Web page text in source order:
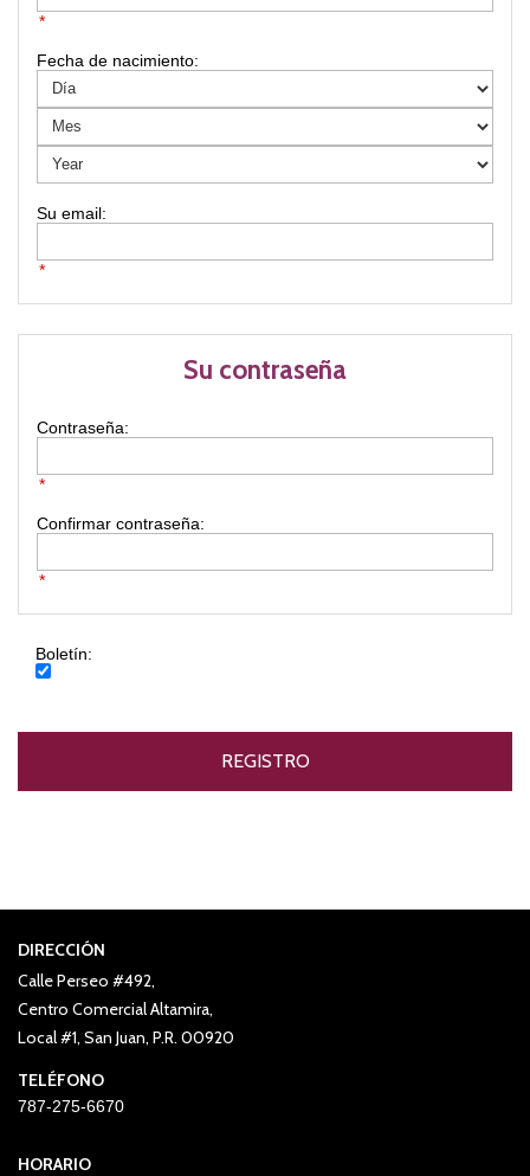
*
Fecha de nacimiento:
*
Boletín:
Su contraseña
Contraseña:
*
Confirmar contraseña:
*
DIRECCIÓN
Calle Perseo #492,
Centro Comercial Altamira,
Local #1, San Juan, P.R. 00920
TELÉFONO
787-275-6670
HORARIO